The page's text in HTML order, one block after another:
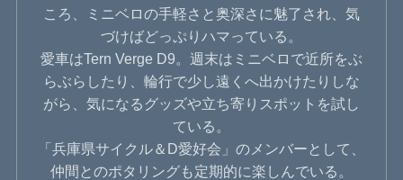
ころ、ミニベロの手軽さと奥深さに魅了され、気
づけばどっぷりハマっている。
愛車はTern Verge D9。週末はミニベロで近所をぶ
らぶらしたり、輪行で少し遠くへ出かけたりしな
がら、気になるグッズや立ち寄りスポットを試し
ている。
「兵庫県サイクル＆D愛好会」のメンバーとして、
仲間とのポタリングも定期的に楽しんでいる。